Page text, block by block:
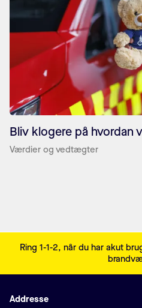
Bliv klogere på hvordan
Værdier og vedtægter
Ring 1-1-2, når du har akut
Addresse